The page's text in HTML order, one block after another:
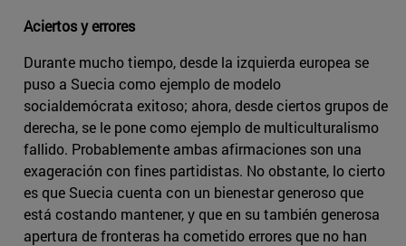
Aciertos y errores
Durante mucho tiempo, desde la izquierda europea se
puso a Suecia como ejemplo de modelo
socialdemócrata exitoso; ahora, desde ciertos grupos de
derecha, se le pone como ejemplo de multiculturalismo
fallido. Probablemente ambas afirmaciones son una
exageración con fines partidistas. No obstante, lo cierto
es que Suecia cuenta con un bienestar generoso que
está costando mantener, y que en su también generosa
apertura de fronteras ha cometido errores que no han